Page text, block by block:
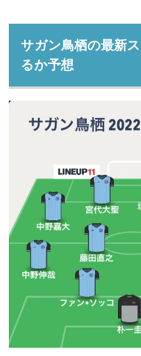
サガン鳥栖の最新
るか予想